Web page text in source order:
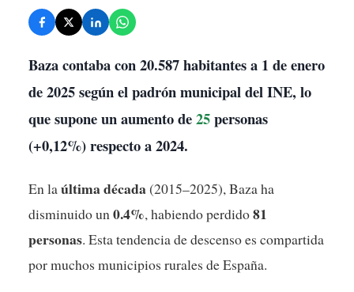
Bazacontaba con20.587 habitantesa 1 de enero
de 2025 según el padrón municipal del INE, lo
que supone un aumento de25personas
(+0,12%) respecto a 2024.
En laúltima década(2015–2025), Baza ha
disminuido un0.4%, habiendo perdido81
personas. Esta tendencia de descenso es compartida
por muchos municipios rurales de España.